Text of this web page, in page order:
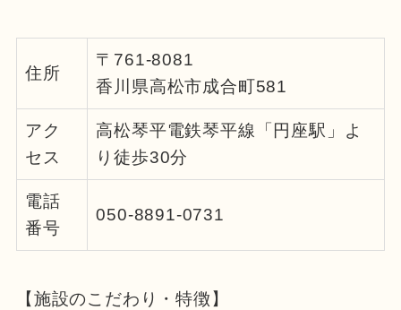
住所
〒761-8081
香川県高松市成合町581
アク
セス
高松琴平電鉄琴平線「円座駅」よ
り徒歩30分
電話
番号
050-8891-0731
【施設のこだわり・特徴】